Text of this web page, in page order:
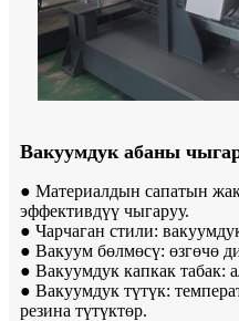
Вакуумдук абаны
● Материалдын сапатын
эффективдүү чыгаруу.
● Чарчаган стили:
● Вакуум бөлмөсү: өзгөчө
● Вакуумдук капкак табак:
● Вакуумдук түтүк:
резина түтүктөр.